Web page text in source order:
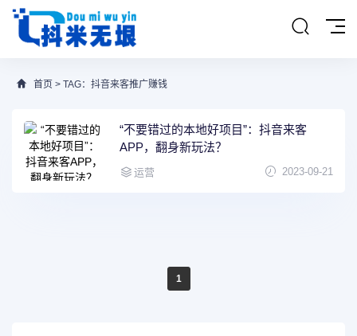
首页 > TAG：抖音来客推广赚钱
“不要错过的本地好项目”：抖音来客
APP，翻身新玩法？
运营 2023-09-21
1